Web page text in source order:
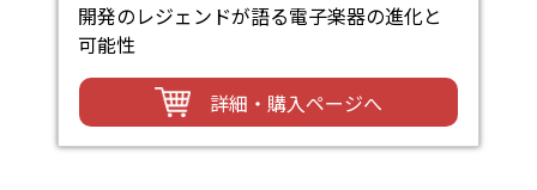
開発のレジェンドが語る電子楽器の進化と
可能性
詳細・購入ページへ